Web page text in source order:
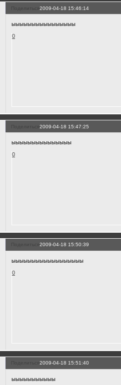
Поделиться2009-04-18 15:46:14
ыыыыыыыыыыыыыыыы
0
Поделиться2009-04-18 15:47:25
ыыыыыыыыыыыыыыы
0
Поделиться2009-04-18 15:50:39
ыыыыыыыыыыыыыыыыыы
0
Поделиться2009-04-18 15:51:40
ыыыыыыыыыыы